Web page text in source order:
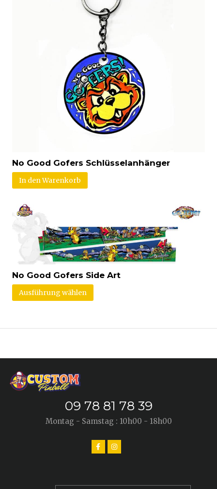
No Good Gofers Schlüsselanhänger
In den Warenkorb
No Good Gofers Side Art
Ausführung wählen
09 78 81 78 39
Montag - Samstag : 10h00 - 18h00